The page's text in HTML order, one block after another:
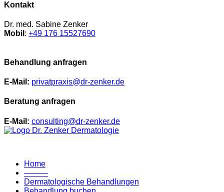
Kontakt
Dr. med. Sabine Zenker
Mobil : +49 176 15527690
Behandlung anfragen
E-Mail: privatpraxis@dr-zenker.de
Beratung anfragen
E-Mail: consulting@dr-zenker.de
Home
———
Dermatologische Behandlungen